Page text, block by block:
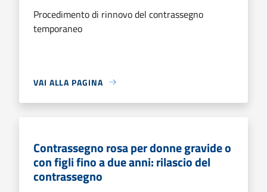
Procedimento di rinnovo del contrassegno
temporaneo
VAI ALLA PAGINA
Contrassegno rosa per donne gravide o
con figli fino a due anni: rilascio del
contrassegno